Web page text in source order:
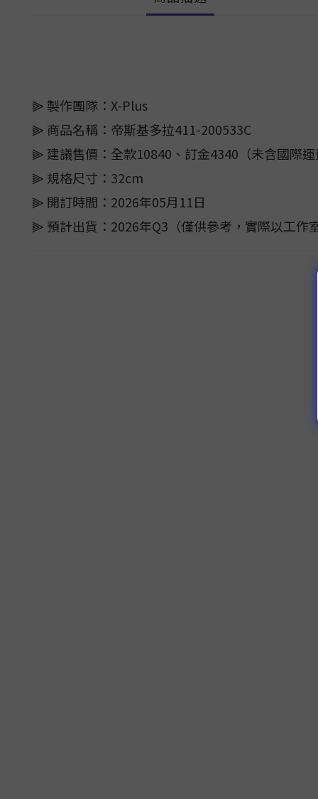
⫸ 製作團隊：X-Plus
⫸ 商品名稱：帝斯基多拉411-200533C
⫸ 建議售價：全款10840、訂金4340（未含國際
⫸ 規格尺寸：32cm
⫸ 開訂時間：2026年05月11日
⫸ 預計出貨：2026年Q3（僅供參考，實際以工作